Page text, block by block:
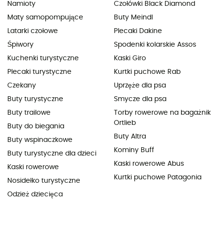
Namioty
Maty samopompujące
Latarki czołowe
Śpiwory
Kuchenki turystyczne
Plecaki turystyczne
Czekany
Buty turystyczne
Buty trailowe
Buty do biegania
Buty wspinaczkowe
Buty turystyczne dla dzieci
Kaski rowerowe
Nosidełko turystyczne
Odzież dziecięca
Czołówki Black Diamond
Buty Meindl
Plecaki Dakine
Spodenki kolarskie Assos
Kaski Giro
Kurtki puchowe Rab
Uprzęże dla psa
Smycze dla psa
Torby rowerowe na bagażnik
Ortlieb
Buty Altra
Kominy Buff
Kaski rowerowe Abus
Kurtki puchowe Patagonia